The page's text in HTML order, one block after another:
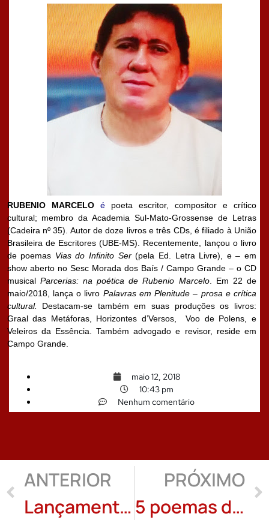
RUBENIO MARCELO époeta escritor, compositor e crítico
cultural; membro da Academia Sul-Mato-Grossense de Letras
(Cadeira nº 35). Autor de doze livros e três CDs, é filiado à União
Brasileira de Escritores (UBE-MS). Recentemente, lançou o livro
de poemas Vias do Infinito Ser(pela Ed. Letra Livre), e – em
show aberto no Sesc Morada dos Baís / Campo Grande – o CD
musical Parcerias: na poética de Rubenio Marcelo. Em 22 de
maio/2018, lança o livro Palavras em Plenitude – prosa e crítica
cultural. Destacam-se também em suas produções os livros:
Graal das Metáforas, Horizontes d’Versos, Voo de Polens, e
Veleiros da Essência. Também advogado e revisor, reside em
Campo Grande.
maio 12, 2018
10:43 pm
Nenhum comentário
ANTERIOR
Lançamento de “Entre a estrada e a estrela” de JIVM no Rio de Janeiro
PRÓXIMO
5 poemas de David Monge Arce